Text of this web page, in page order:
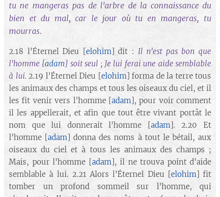
tu ne mangeras pas de l'arbre de la connaissance du
bien et du mal, car le jour où tu en mangeras, tu
mourras.
2.18 l'Éternel Dieu [elohim] dit : Il n'est pas bon que
l'homme [adam] soit seul ; Je lui ferai une aide semblable
à lui. 2.19 l'Éternel Dieu [elohim] forma de la terre tous
les animaux des champs et tous les oiseaux du ciel, et il
les fit venir vers l'homme [adam], pour voir comment
il les appellerait, et afin que tout être vivant portât le
nom que lui donnerait l'homme [adam]. 2.20 Et
l'homme [adam] donna des noms à tout le bétail, aux
oiseaux du ciel et à tous les animaux des champs ;
Mais, pour l'homme [adam], il ne trouva point d'aide
semblable à lui. 2.21 Alors l'Éternel Dieu [elohim] fit
tomber un profond sommeil sur l'homme, qui